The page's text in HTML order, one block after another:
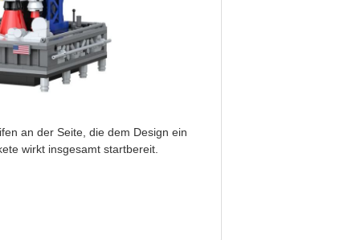
an der Seite, die dem Design ein
wirkt insgesamt startbereit.